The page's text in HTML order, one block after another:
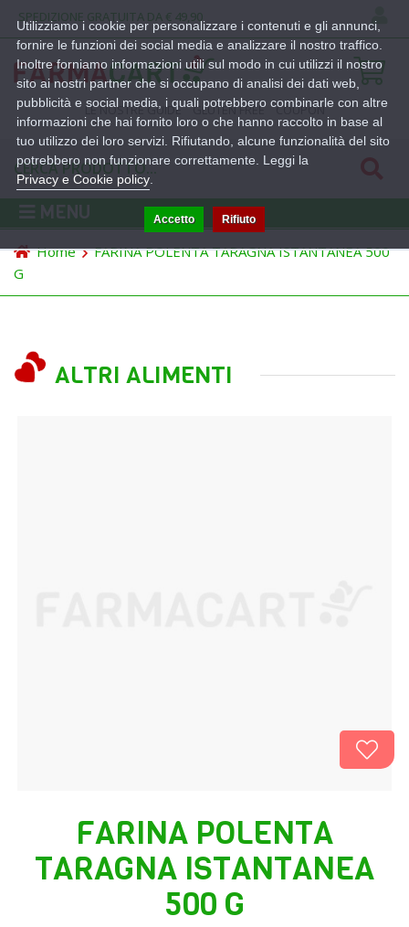
SPEDIZIONE GRATUITA DA € 49,90
LE NOSTRE GUIDE GLUTEN FREE COUPON
MENU
Home
FARINA POLENTA TARAGNA ISTANTANEA 500
G
ALTRI ALIMENTI
FARINA POLENTA
TARAGNA ISTANTANEA
500 G
Utilizziamo i cookie per personalizzare i contenuti e gli annunci,
fornire le funzioni dei social media e analizzare il nostro traffico.
Inoltre forniamo informazioni utili sul modo in cui utilizzi il nostro
sito ai nostri partner che si occupano di analisi dei dati web,
pubblicità e social media, i quali potrebbero combinarle con altre
informazioni che hai fornito loro o che hanno raccolto in base al
tuo utilizzo dei loro servizi. Rifiutando, alcune funzionalità del sito
potrebbero non funzionare correttamente. Leggi la
Privacy e Cookie policy
Accetto Rifiuto